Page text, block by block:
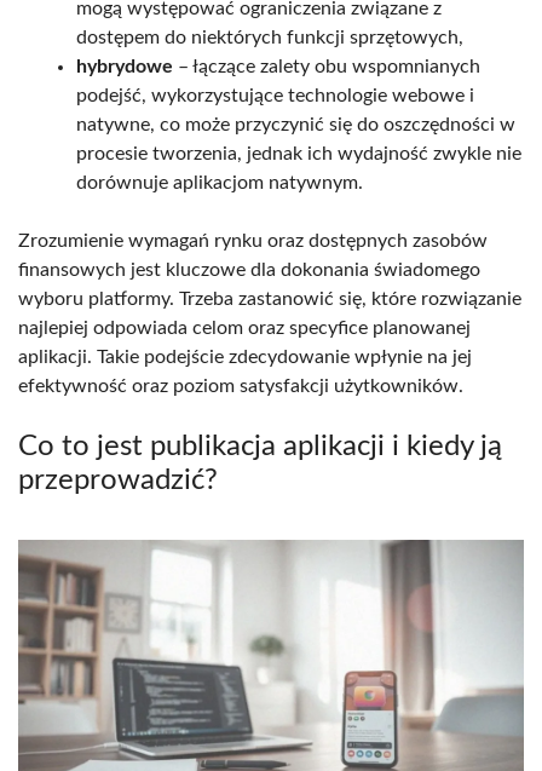
mogą występować ograniczenia związane z
dostępem do niektórych funkcji sprzętowych,
hybrydowe – łączące zalety obu wspomnianych
podejść, wykorzystujące technologie webowe i
natywne, co może przyczynić się do oszczędności w
procesie tworzenia, jednak ich wydajność zwykle nie
dorównuje aplikacjom natywnym.
Zrozumienie wymagań rynku oraz dostępnych zasobów
finansowych jest kluczowe dla dokonania świadomego
wyboru platformy. Trzeba zastanowić się, które rozwiązanie
najlepiej odpowiada celom oraz specyfice planowanej
aplikacji. Takie podejście zdecydowanie wpłynie na jej
efektywność oraz poziom satysfakcji użytkowników.
Co to jest publikacja aplikacji i kiedy ją
przeprowadzić?